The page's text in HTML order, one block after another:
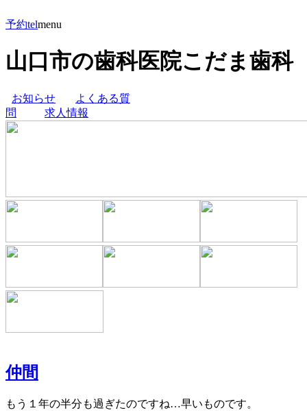
予約telmenu
山口市の歯科医院こだま歯科
お知らせ
よくある質
問
求人情報
仲間
もう１年の半分も過ぎたのですね…早いものです。